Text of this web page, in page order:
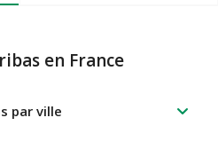
en France
par ville